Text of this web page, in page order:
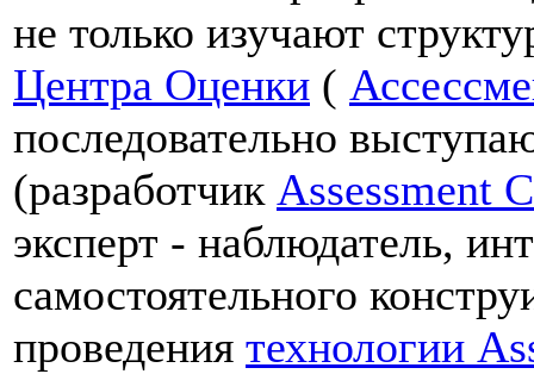
не только изучают
Центра Оценки (
последовательно
(разработчик Assessment
эксперт - наблюдатель,
самостоятельного
проведения технологии